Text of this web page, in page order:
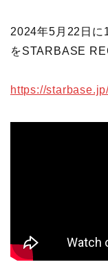
2024年5月22日に
をSTARBASE
https://